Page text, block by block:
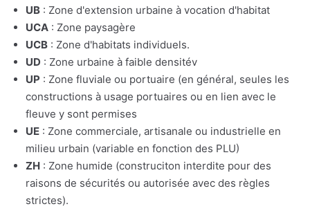
UB : Zone d'extension urbaine à vocation d'habitat
UCA : Zone paysagère
UCB : Zone d'habitats individuels.
UD : Zone urbaine à faible densitév
UP : Zone fluviale ou portuaire (en général, seules les
constructions à usage portuaires ou en lien avec le
fleuve y sont permises
UE : Zone commerciale, artisanale ou industrielle en
milieu urbain (variable en fonction des PLU)
ZH : Zone humide (construciton interdite pour des
raisons de sécurités ou autorisée avec des règles
strictes).